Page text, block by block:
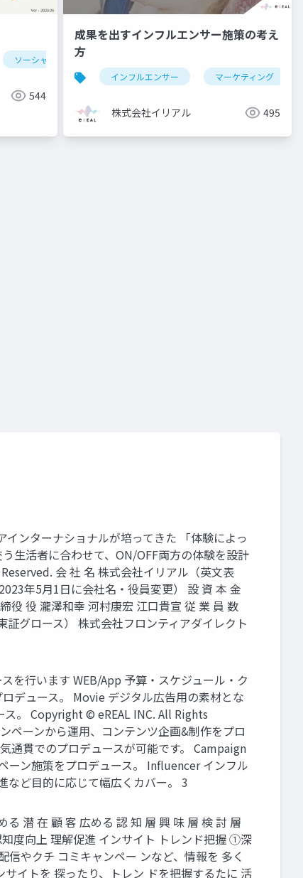
デジタルプロモーション omo line オフライン
ソーシャルマーケティング 企業
544
成果を出すインフルエンサー施策の考え
方
インフルエンサー マーケティング
株式会社イリアル 495
ンターナショナルが培ってきた 「体験によっ
生活者に合わせて、ON/OFF両方の体験を設計
会 社 名 株式会社イリアル（英文表
年5月1日に会社名・役員変更） 設 資 本 金
役 役 瀧澤和幸 河村康宏 江口貴宣 従 業 員 数
グロース） 株式会社フロンティアダイレクト
を行います WEB/App 予算・スケジュール・ク
デュース。 Movie デジタル広告用の素材とな
ス。 Copyright © eREAL INC. All Rights
ペーンから運用、コンテンツ企画&制作をプロ
通貫でのプロデュースが可能です。 Campaign
ーン施策をプロデュース。 Influencer インフル
など目的に応じて幅広くカバー。 3
潜 在 顧 客 広める 認 知 層 興 味 層 検 討 層
度向上 理解促進 インサイト トレンド把握 ①深
やクチ コミキャンペー ンなど、情報を 多く
イトを 探ったり、トレン ドを把握するたに 活